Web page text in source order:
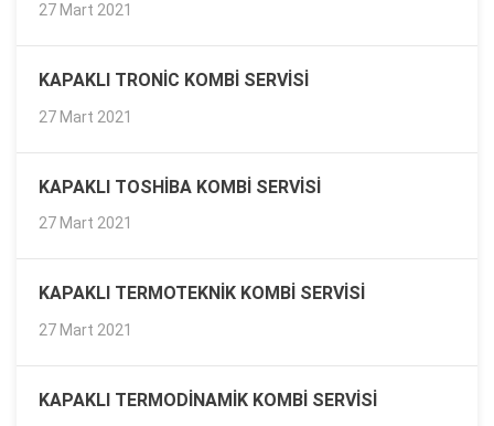
27 Mart 2021
KAPAKLI TRONIC KOMBI SERVISI
27 Mart 2021
KAPAKLI TOSHIBA KOMBI SERVISI
27 Mart 2021
KAPAKLI TERMOTEKNIK KOMBI SERVISI
27 Mart 2021
KAPAKLI TERMODINAMIK KOMBI SERVISI